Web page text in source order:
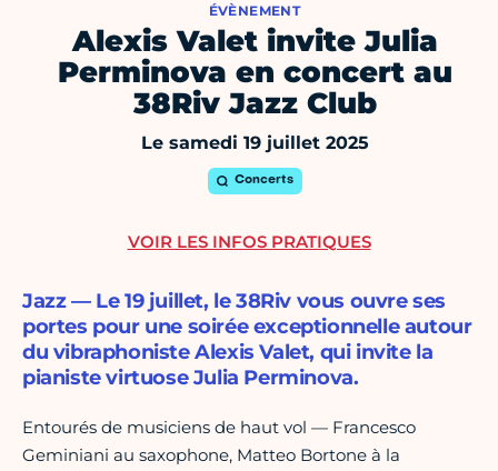
ÉVÈNEMENT
Alexis Valet invite Julia
Perminova en concert au
38Riv Jazz Club
Le samedi 19 juillet 2025
Concerts
Jazz — Le 19 juillet, le 38Riv vous ouvre ses
portes pour une soirée exceptionnelle autour
du vibraphoniste Alexis Valet, qui invite la
pianiste virtuose Julia Perminova.
Entourés de musiciens de haut vol — Francesco
Geminiani au saxophone, Matteo Bortone à la
VOIR LES INFOS PRATIQUES